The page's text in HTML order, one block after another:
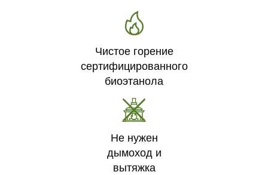
Чистое горение
сертифицированного
биоэтанола
Не нужен
дымоход и
вытяжка